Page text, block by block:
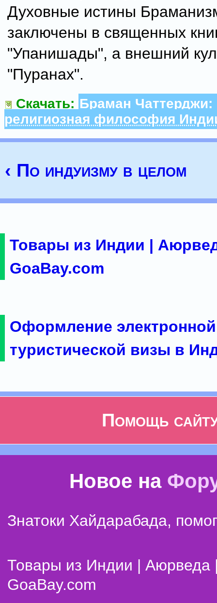
Духовные истины
заключены в священных
"Упанишады", а внешний
"Пуранах".
Скачать: Браман Чаттерджи:
религиозная философия
‹ По индуизму в целом
Товары из Индии |
GoaBay.com
Оформление электронной
туристической визы в
Помощь
Новое на
Знатоки Хайдарабада,
Товары из Индии | Аюрведа
GoaBay.com